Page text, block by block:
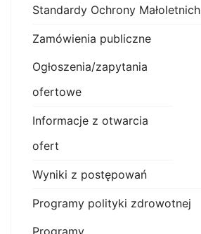
Standardy Ochrony Małoletnich
Zamówienia publiczne
Ogłoszenia/zapytania
ofertowe
Informacje z otwarcia
ofert
Wyniki z postępowań
Programy polityki zdrowotnej
Programy